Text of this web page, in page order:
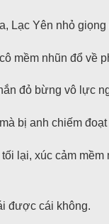
Lạc Yên nhỏ
mềm nhũn đổ về
đỏ bừng vô lực
bị anh chiếm đoạt
lại, xúc cảm
được cái không.